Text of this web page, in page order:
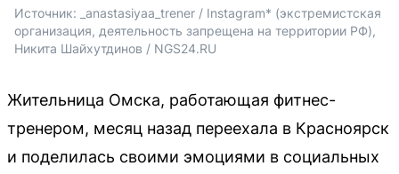
Источник:
_anastasiyaa_trener / Instagram* (экстремистская
организация, деятельность запрещена на территории РФ),
Никита Шайхутдинов / NGS24.RU
Жительница Омска, работающая фитнес-
тренером, месяц назад переехала в Красноярск
и поделилась своими эмоциями в социальных